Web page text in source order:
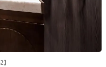
】